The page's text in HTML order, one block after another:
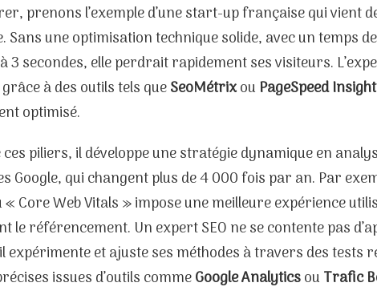
prenons l’exemple d’une start-up française qui vient
Sans une optimisation technique solide, avec un temps
3 secondes, elle perdrait rapidement ses visiteurs.
à des outils tels queSeoMétrixou PageSpeed
optimisé.
ces piliers, il développe une stratégie dynamique en
Google, qui changent plus de 4 000 fois par an. Par
« Core Web Vitals » impose une meilleure expérience
le référencement. Un expert SEO ne se contente pas
expérimente et ajuste ses méthodes à travers des tests
issues d’outils commeGoogle Analyticsou Trafic